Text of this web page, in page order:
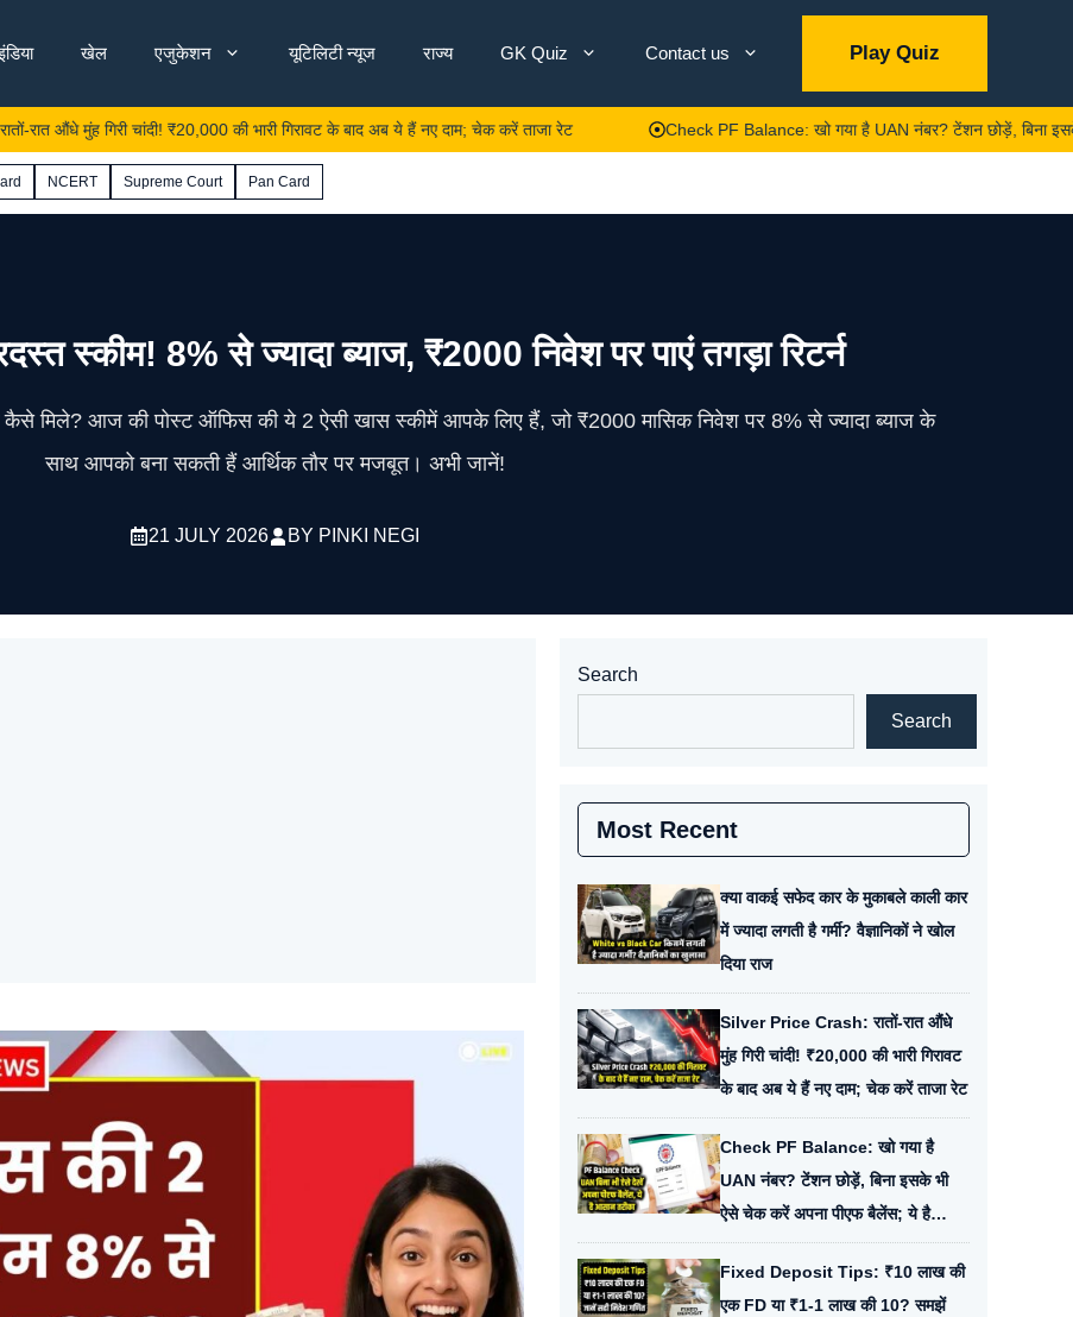
खेल एजुकेशन यूटिलिटी न्यूज राज्य GK Quiz Contact us Play Quiz
मुंह गिरी चांदी! ₹20,000 की भारी गिरावट के बाद अब ये हैं नए दाम; चेक करें ताजा रेट Check PF Balance: खो गया है UAN नंबर? टेंशन छोड़ें, बिना इसके भी
NCERT Supreme Court Pan Card
स्कीम! 8% से ज्यादा ब्याज, ₹2000 निवेश पर पाएं तगड़ा रिटर्न
कैसे मिले? आज की पोस्ट ऑफिस की ये 2 ऐसी खास स्कीमें आपके लिए हैं, जो ₹2000 मासिक निवेश पर 8% से ज्यादा ब्याज के
साथ आपको बना सकती हैं आर्थिक तौर पर मजबूत। अभी जानें!
21 JULY 2026 BY PINKI NEGI
Search
Search
Most Recent
क्या वाकई सफेद कार के मुकाबले काली कार
में ज्यादा लगती है गर्मी? वैज्ञानिकों ने खोल
दिया राज
Silver Price Crash: रातों-रात औंधे
मुंह गिरी चांदी! ₹20,000 की भारी गिरावट
के बाद अब ये हैं नए दाम; चेक करें ताजा रेट
Check PF Balance: खो गया है
UAN नंबर? टेंशन छोड़ें, बिना इसके भी
ऐसे चेक करें अपना पीएफ बैलेंस; ये है
आसान तरीका
Fixed Deposit Tips: ₹10 लाख की
एक FD या ₹1-1 लाख की 10? समझें